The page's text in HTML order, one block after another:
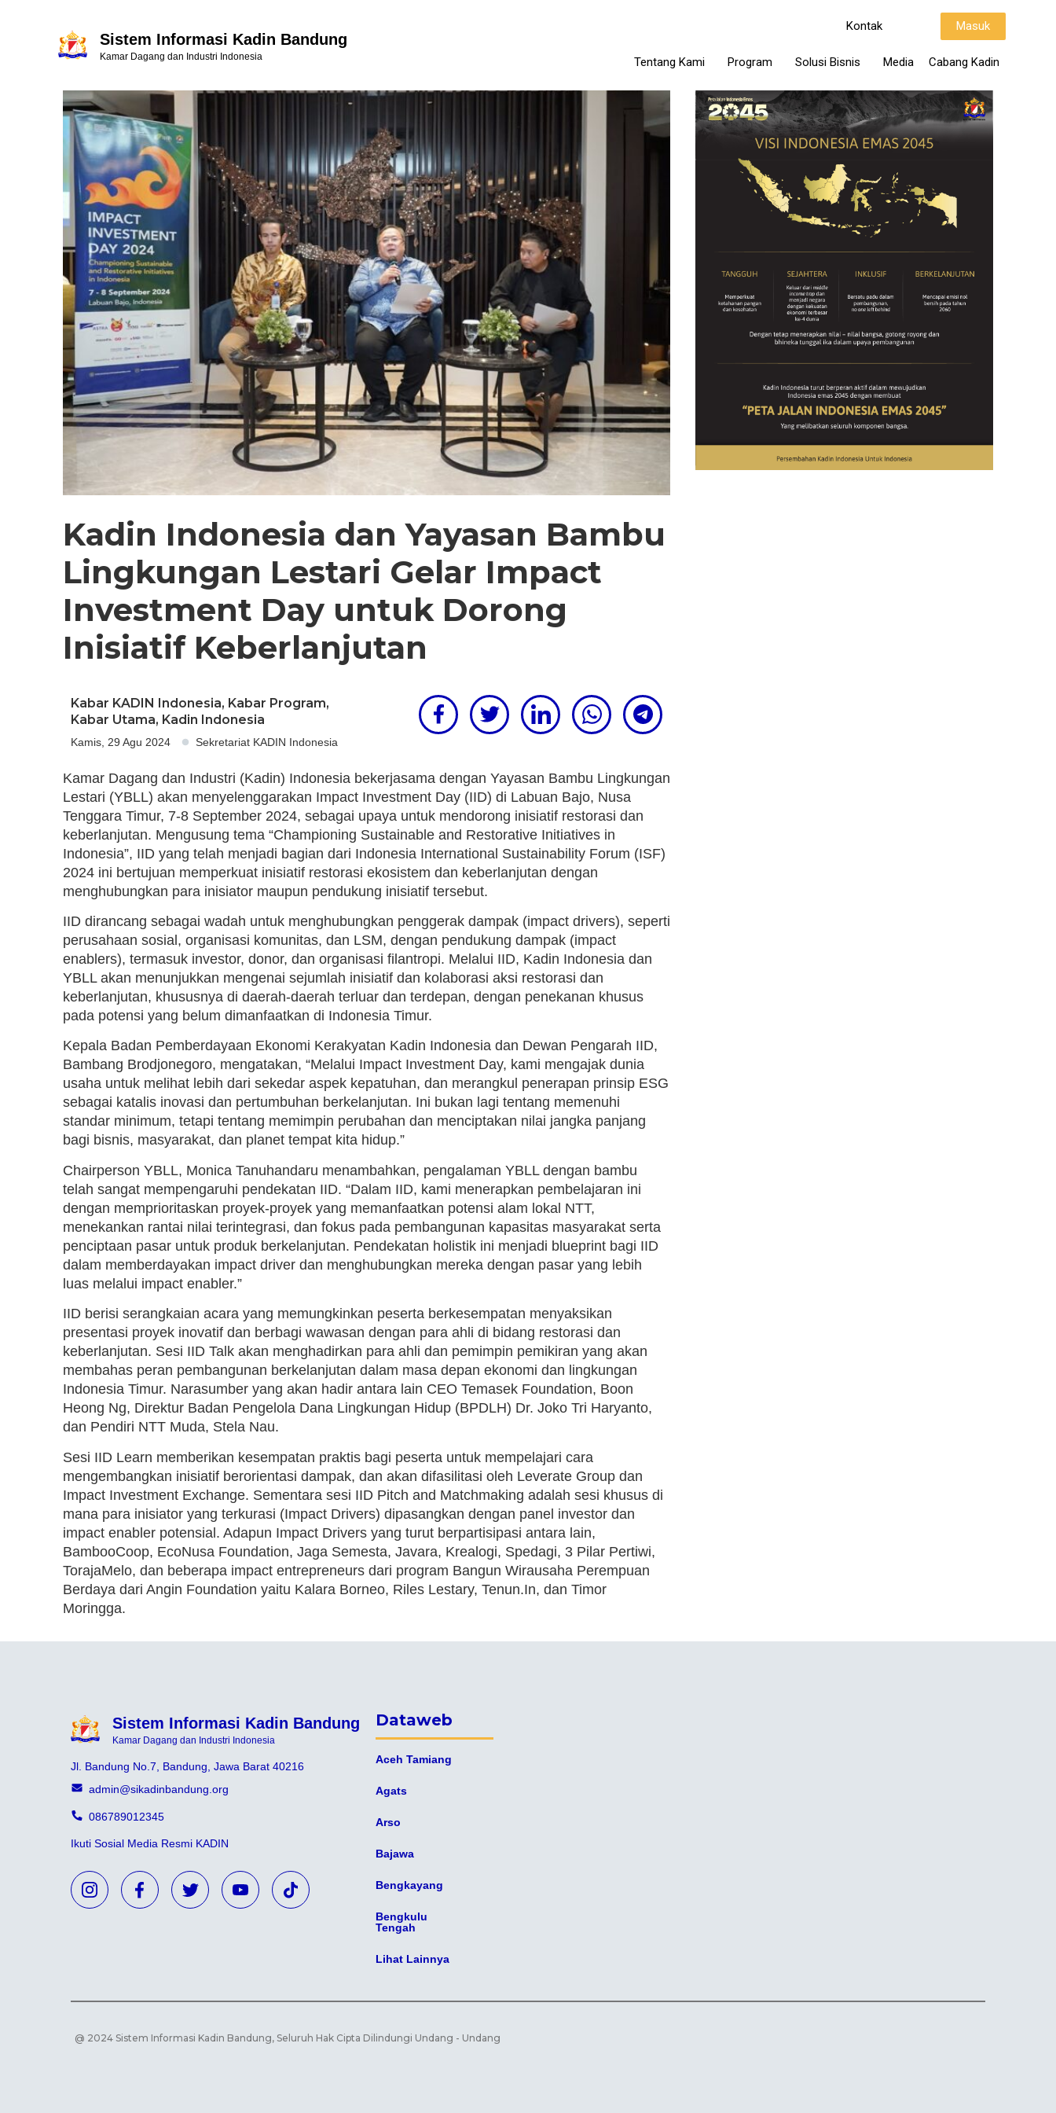
Sistem Informasi Kadin Bandung
Kamar Dagang dan Industri Indonesia
Kontak Masuk
Tentang Kami Program Solusi Bisnis Media Cabang Kadin
Kadin Indonesia dan Yayasan Bambu
Lingkungan Lestari Gelar Impact
Investment Day untuk Dorong
Inisiatif Keberlanjutan
Kabar KADIN Indonesia, Kabar Program,
Kabar Utama, Kadin Indonesia
Kamis, 29 Agu 2024 Sekretariat KADIN Indonesia
Kamar Dagang dan Industri (Kadin) Indonesia bekerjasama dengan Yayasan Bambu Lingkungan
Lestari (YBLL) akan menyelenggarakan Impact Investment Day (IID) di Labuan Bajo, Nusa
Tenggara Timur, 7-8 September 2024, sebagai upaya untuk mendorong inisiatif restorasi dan
keberlanjutan. Mengusung tema “Championing Sustainable and Restorative Initiatives in
Indonesia”, IID yang telah menjadi bagian dari Indonesia International Sustainability Forum (ISF)
2024 ini bertujuan memperkuat inisiatif restorasi ekosistem dan keberlanjutan dengan
menghubungkan para inisiator maupun pendukung inisiatif tersebut.
IID dirancang sebagai wadah untuk menghubungkan penggerak dampak (impact drivers), seperti
perusahaan sosial, organisasi komunitas, dan LSM, dengan pendukung dampak (impact
enablers), termasuk investor, donor, dan organisasi filantropi. Melalui IID, Kadin Indonesia dan
YBLL akan menunjukkan mengenai sejumlah inisiatif dan kolaborasi aksi restorasi dan
keberlanjutan, khususnya di daerah-daerah terluar dan terdepan, dengan penekanan khusus
pada potensi yang belum dimanfaatkan di Indonesia Timur.
Kepala Badan Pemberdayaan Ekonomi Kerakyatan Kadin Indonesia dan Dewan Pengarah IID,
Bambang Brodjonegoro, mengatakan, “Melalui Impact Investment Day, kami mengajak dunia
usaha untuk melihat lebih dari sekedar aspek kepatuhan, dan merangkul penerapan prinsip ESG
sebagai katalis inovasi dan pertumbuhan berkelanjutan. Ini bukan lagi tentang memenuhi
standar minimum, tetapi tentang memimpin perubahan dan menciptakan nilai jangka panjang
bagi bisnis, masyarakat, dan planet tempat kita hidup.”
Chairperson YBLL, Monica Tanuhandaru menambahkan, pengalaman YBLL dengan bambu
telah sangat mempengaruhi pendekatan IID. “Dalam IID, kami menerapkan pembelajaran ini
dengan memprioritaskan proyek-proyek yang memanfaatkan potensi alam lokal NTT,
menekankan rantai nilai terintegrasi, dan fokus pada pembangunan kapasitas masyarakat serta
penciptaan pasar untuk produk berkelanjutan. Pendekatan holistik ini menjadi blueprint bagi IID
dalam memberdayakan impact driver dan menghubungkan mereka dengan pasar yang lebih
luas melalui impact enabler.”
IID berisi serangkaian acara yang memungkinkan peserta berkesempatan menyaksikan
presentasi proyek inovatif dan berbagi wawasan dengan para ahli di bidang restorasi dan
keberlanjutan. Sesi IID Talk akan menghadirkan para ahli dan pemimpin pemikiran yang akan
membahas peran pembangunan berkelanjutan dalam masa depan ekonomi dan lingkungan
Indonesia Timur. Narasumber yang akan hadir antara lain CEO Temasek Foundation, Boon
Heong Ng, Direktur Badan Pengelola Dana Lingkungan Hidup (BPDLH) Dr. Joko Tri Haryanto,
dan Pendiri NTT Muda, Stela Nau.
Sesi IID Learn memberikan kesempatan praktis bagi peserta untuk mempelajari cara
mengembangkan inisiatif berorientasi dampak, dan akan difasilitasi oleh Leverate Group dan
Impact Investment Exchange. Sementara sesi IID Pitch and Matchmaking adalah sesi khusus di
mana para inisiator yang terkurasi (Impact Drivers) dipasangkan dengan panel investor dan
impact enabler potensial. Adapun Impact Drivers yang turut berpartisipasi antara lain,
BambooCoop, EcoNusa Foundation, Jaga Semesta, Javara, Krealogi, Spedagi, 3 Pilar Pertiwi,
TorajaMelo, dan beberapa impact entrepreneurs dari program Bangun Wirausaha Perempuan
Berdaya dari Angin Foundation yaitu Kalara Borneo, Riles Lestary, Tenun.In, dan Timor
Moringga.
Sistem Informasi Kadin Bandung
Kamar Dagang dan Industri Indonesia
Jl. Bandung No.7, Bandung, Jawa Barat 40216
admin@sikadinbandung.org
086789012345
Ikuti Sosial Media Resmi KADIN
Dataweb
Aceh Tamiang
Agats
Arso
Bajawa
Bengkayang
Bengkulu
Tengah
Lihat Lainnya
@ 2024 Sistem Informasi Kadin Bandung, Seluruh Hak Cipta Dilindungi Undang - Undang